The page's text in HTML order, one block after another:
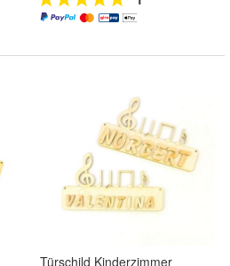
Türschild Kinderzimmer